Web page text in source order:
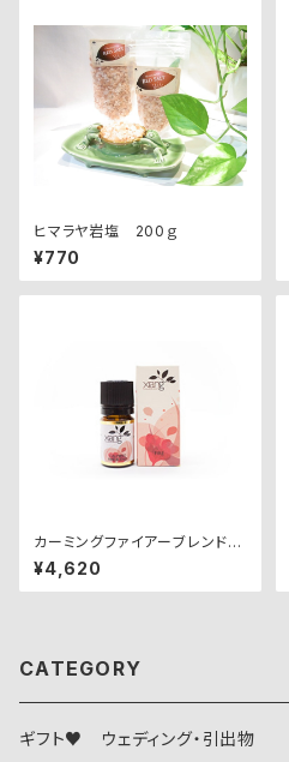
ヒマラヤ岩塩 200ｇ
¥770
カーミングファイアーブレンド
〈心〉
¥4,620
CATEGORY
ギフト♥ ウェディング・引出物